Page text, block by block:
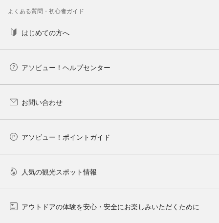
よくある質問・初心者ガイド
はじめての方へ
アソビュー！ヘルプセンター
お問い合わせ
アソビュー！ポイントガイド
人気の観光スポット情報
アウトドアの体験を安心・安全にお楽しみいただくために